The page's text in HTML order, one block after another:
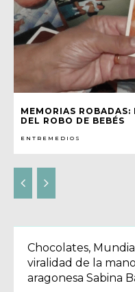
MEMORIAS
DEL ROBO DE BEBÉS
ENTREMEDIOS
Chocolates,
viralidad de la
aragonesa Sabina